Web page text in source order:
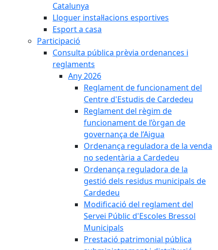
Catalunya
Lloguer instal·lacions esportives
Esport a casa
Participació
Consulta pública prèvia ordenances i
reglaments
Any 2026
Reglament de funcionament del
Centre d'Estudis de Cardedeu
Reglament del règim de
funcionament de l’òrgan de
governança de l’Aigua
Ordenança reguladora de la venda
no sedentària a Cardedeu
Ordenança reguladora de la
gestió dels residus municipals de
Cardedeu
Modificació del reglament del
Servei Públic d'Escoles Bressol
Municipals
Prestació patrimonial pública